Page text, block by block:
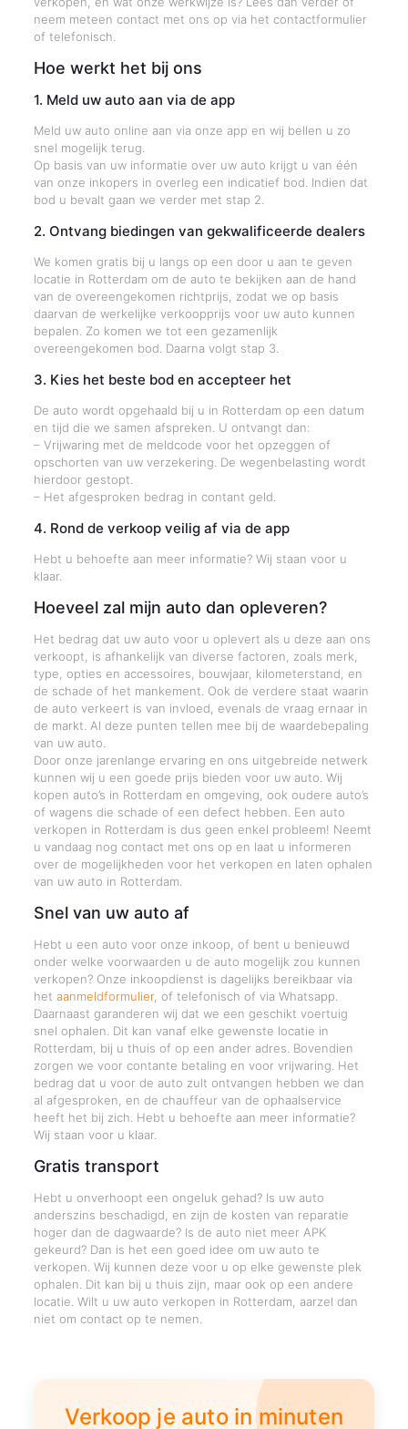
neem meteen contact met ons op via het contactformulier
of telefonisch.
Hoe werkt het bij ons
1. Meld uw auto aan via de app
Meld uw auto online aan via onze app en wij bellen u zo
snel mogelijk terug.
Op basis van uw informatie over uw auto krijgt u van één
van onze inkopers in overleg een indicatief bod. Indien dat
bod u bevalt gaan we verder met stap 2.
2. Ontvang biedingen van gekwalificeerde dealers
We komen gratis bij u langs op een door u aan te geven
locatie in Rotterdam om de auto te bekijken aan de hand
van de overeengekomen richtprijs, zodat we op basis
daarvan de werkelijke verkoopprijs voor uw auto kunnen
bepalen. Zo komen we tot een gezamenlijk
overeengekomen bod. Daarna volgt stap 3.
3. Kies het beste bod en accepteer het
De auto wordt opgehaald bij u in Rotterdam op een datum
en tijd die we samen afspreken. U ontvangt dan:
– Vrijwaring met de meldcode voor het opzeggen of
opschorten van uw verzekering. De wegenbelasting wordt
hierdoor gestopt.
– Het afgesproken bedrag in contant geld.
4. Rond de verkoop veilig af via de app
Hebt u behoefte aan meer informatie? Wij staan voor u
klaar.
Hoeveel zal mijn auto dan opleveren?
Het bedrag dat uw auto voor u oplevert als u deze aan ons
verkoopt, is afhankelijk van diverse factoren, zoals merk,
type, opties en accessoires, bouwjaar, kilometerstand, en
de schade of het mankement. Ook de verdere staat waarin
de auto verkeert is van invloed, evenals de vraag ernaar in
de markt. Al deze punten tellen mee bij de waardebepaling
van uw auto.
Door onze jarenlange ervaring en ons uitgebreide netwerk
kunnen wij u een goede prijs bieden voor uw auto. Wij
kopen auto’s in Rotterdam en omgeving, ook oudere auto’s
of wagens die schade of een defect hebben. Een auto
verkopen in Rotterdam is dus geen enkel probleem! Neemt
u vandaag nog contact met ons op en laat u informeren
over de mogelijkheden voor het verkopen en laten ophalen
van uw auto in Rotterdam.
Snel van uw auto af
Hebt u een auto voor onze inkoop, of bent u benieuwd
onder welke voorwaarden u de auto mogelijk zou kunnen
verkopen? Onze inkoopdienst is dagelijks bereikbaar via
het aanmeldformulier, of telefonisch of via Whatsapp.
Daarnaast garanderen wij dat we een geschikt voertuig
snel ophalen. Dit kan vanaf elke gewenste locatie in
Rotterdam, bij u thuis of op een ander adres. Bovendien
zorgen we voor contante betaling en voor vrijwaring. Het
bedrag dat u voor de auto zult ontvangen hebben we dan
al afgesproken, en de chauffeur van de ophaalservice
heeft het bij zich. Hebt u behoefte aan meer informatie?
Wij staan voor u klaar.
Gratis transport
Hebt u onverhoopt een ongeluk gehad? Is uw auto
anderszins beschadigd, en zijn de kosten van reparatie
hoger dan de dagwaarde? Is de auto niet meer APK
gekeurd? Dan is het een goed idee om uw auto te
verkopen. Wij kunnen deze voor u op elke gewenste plek
ophalen. Dit kan bij u thuis zijn, maar ook op een andere
locatie. Wilt u uw auto verkopen in Rotterdam, aarzel dan
niet om contact op te nemen.
Verkoop je auto in minuten